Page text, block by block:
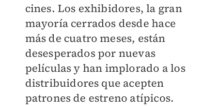
cines. Los exhibidores, la gran
mayoría cerrados desde hace
más de cuatro meses, están
desesperados por nuevas
películas y han implorado a los
distribuidores que acepten
patrones de estreno atípicos.